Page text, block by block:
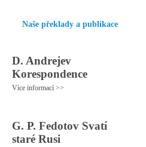
Naše překlady a publikace
D. Andrejev
Korespondence
Více informací >>
G. P. Fedotov Svatí
staré Rusi